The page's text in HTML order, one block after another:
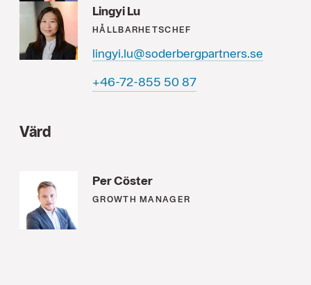
Lingyi Lu
HÅLLBARHETSCHEF
lingyi.lu@soderbergpartners.se
78 05 558-27-64+
Värd
Per Cöster
GROWTH MANAGER